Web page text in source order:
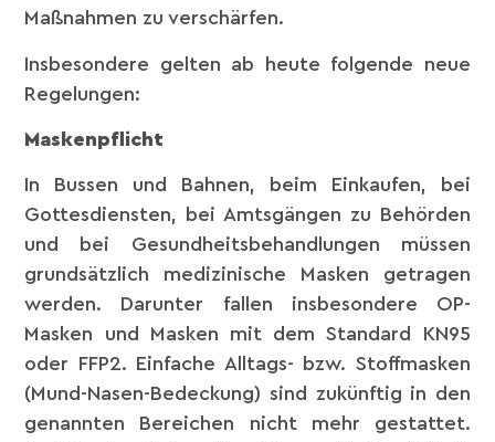
Maßnahmen zu verschärfen.
Insbesondere gelten ab heute folgende neue
Regelungen:
Maskenpflicht
In Bussen und Bahnen, beim Einkaufen, bei
Gottesdiensten, bei Amtsgängen zu Behörden
und bei Gesundheitsbehandlungen müssen
grundsätzlich medizinische Masken getragen
werden. Darunter fallen insbesondere OP-
Masken und Masken mit dem Standard KN95
oder FFP2. Einfache Alltags- bzw. Stoffmasken
(Mund-Nasen-Bedeckung) sind zukünftig in den
genannten Bereichen nicht mehr gestattet.